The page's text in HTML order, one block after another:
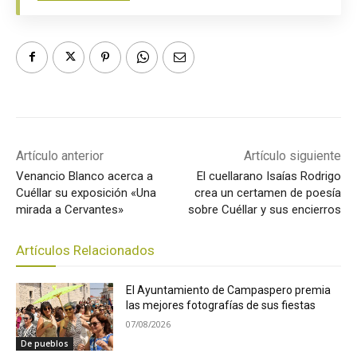
Artículo anterior
Venancio Blanco acerca a
Cuéllar su exposición «Una
mirada a Cervantes»
Artículo siguiente
El cuellarano Isaías Rodrigo
crea un certamen de poesía
sobre Cuéllar y sus encierros
Artículos Relacionados
De pueblos
El Ayuntamiento de Campaspero premia
las mejores fotografías de sus fiestas
07/08/2026